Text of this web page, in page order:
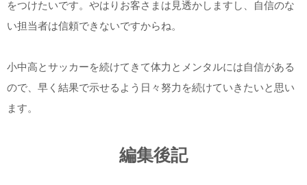
をつけたいです。やはりお客さまは見透かしますし、自信のな
い担当者は信頼できないですからね。
小中高とサッカーを続けてきて体力とメンタルには自信がある
ので、早く結果で示せるよう日々努力を続けていきたいと思い
ます。
編集後記